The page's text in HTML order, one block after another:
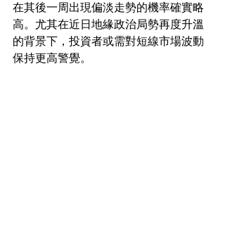
在其後一周出現偏淡走勢的機率確實略
高。尤其在近日地緣政治局勢再度升溫
的背景下，投資者或需對短線市場波動
保持更高警覺。